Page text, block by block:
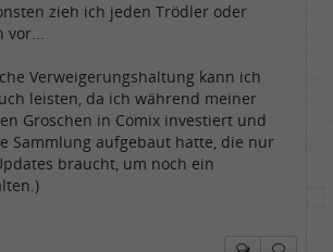
zieh ich jeden Trödler oder
vor...
Verweigerungshaltung kann ich
leisten, da ich während meiner
Groschen in Comix investiert und
Sammlung aufgebaut hatte, die nur
braucht, um noch ein